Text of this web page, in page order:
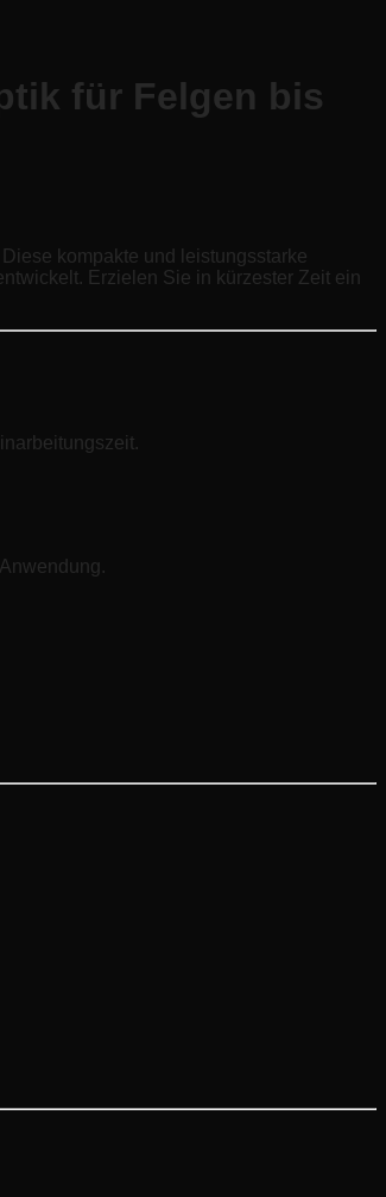
für Felgen bis
kompakte und leistungsstarke
Erzielen Sie in kürzester Zeit ein